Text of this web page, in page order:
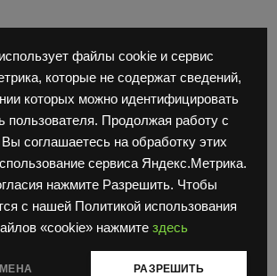
файлы cookie и сервис
которые не содержат сведений,
которых можно идентифицировать
пользователя. Продолжая работу с
соглашаетесь на обработку этих
сервиса Яндекс.Метрика.
нажмите Разрешить. Чтобы
с нашей Политикой использования
«cookie» нажмите здесь
РАЗРЕШИТЬ